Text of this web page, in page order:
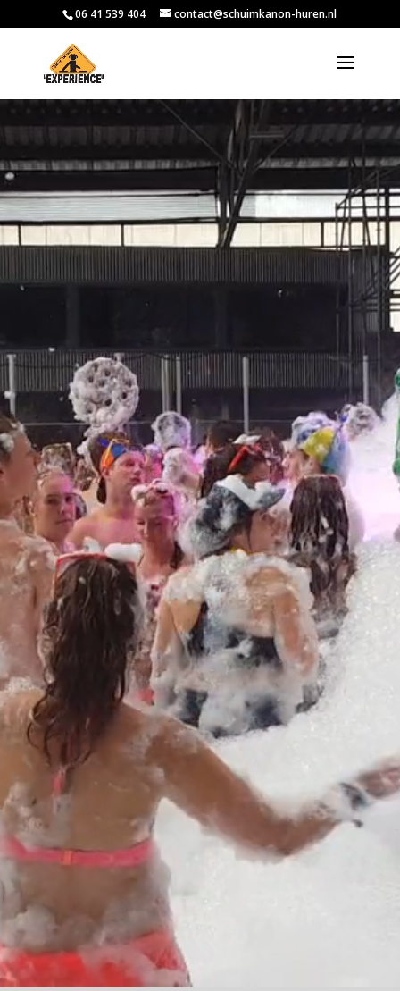
06 41 539 404 contact@schuimkanon-huren.nl
Videospeler